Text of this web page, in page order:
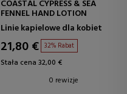
COASTAL CYPRESS & SEA
FENNEL HAND LOTION
Linie kapielowe dla kobiet
21,80 € 32% Rabat
Stała cena 32,00 €
0 rewizje